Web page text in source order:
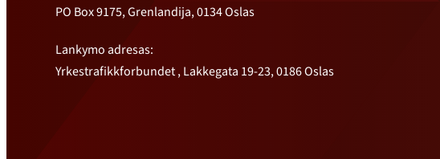
PO Box 9175, Grenlandija, 0134 Oslas
Lankymo adresas:
Yrkestrafikkforbundet , Lakkegata 19-23, 0186 Oslas